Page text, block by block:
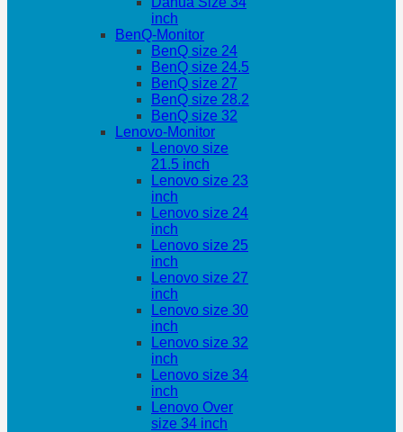
inch
BenQ-Monitor
BenQ size 24
BenQ size 24.5
BenQ size 27
BenQ size 28.2
BenQ size 32
Lenovo-Monitor
Lenovo size
21.5 inch
Lenovo size 23
inch
Lenovo size 24
inch
Lenovo size 25
inch
Lenovo size 27
inch
Lenovo size 30
inch
Lenovo size 32
inch
Lenovo size 34
inch
Lenovo Over
size 34 inch